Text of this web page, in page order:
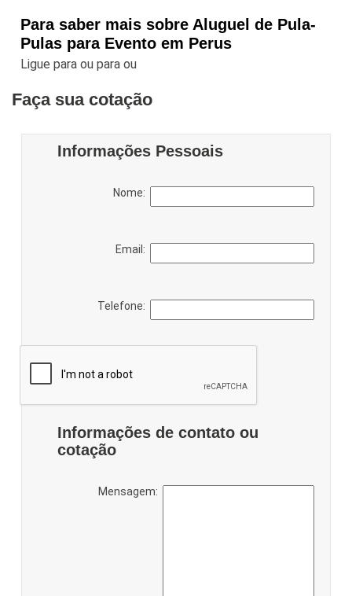
Para saber mais sobre Aluguel de Pula-
Pulas para Evento em Perus
Ligue paraou paraou
Faça sua cotação
Informações Pessoais
Nome:
Email:
Telefone:
Informações de contato ou
cotação
Mensagem: